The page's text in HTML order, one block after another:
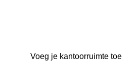
Voeg je kantoorruimte toe